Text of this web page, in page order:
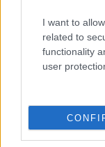
I want to
related to
functionality
user
ΕΛ.ΣΤΑΤ.